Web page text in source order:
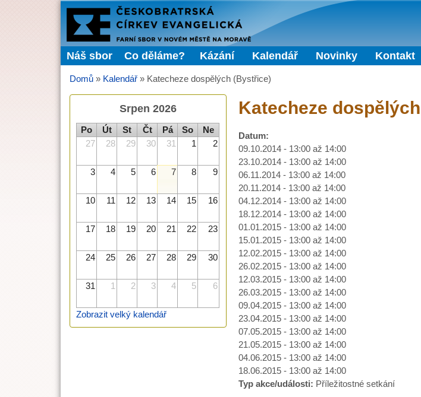
FARNÍ
SBOR
ČCE
Hlavní menu
Náš sbor Co děláme? Kázání Kalendář Novinky Kontakt
Jste zde
Domů » Kalendář » Katecheze dospělých (Bystřice)
Katecheze
Datum:
09.10.2014 - 13:00až 14:00
23.10.2014 - 13:00až 14:00
06.11.2014 - 13:00až 14:00
20.11.2014 - 13:00až 14:00
04.12.2014 - 13:00až 14:00
18.12.2014 - 13:00až 14:00
01.01.2015 - 13:00až 14:00
15.01.2015 - 13:00až 14:00
12.02.2015 - 13:00až 14:00
26.02.2015 - 13:00až 14:00
12.03.2015 - 13:00až 14:00
26.03.2015 - 13:00až 14:00
09.04.2015 - 13:00až 14:00
23.04.2015 - 13:00až 14:00
07.05.2015 - 13:00až 14:00
21.05.2015 - 13:00až 14:00
04.06.2015 - 13:00až 14:00
18.06.2015 - 13:00až 14:00
Typ akce/události: Příležitostné setkání
Srpen 2026
Po Út St Čt Pá So
Ne
27
28 29 30 31 1 2
3 4 5 6 7 8 9
10 11 12 13 14 15 16
17 18 19 20 21 22 23
24 25 26 27 28 29 30
31 1 2 3 4 5 6
Zobrazit velký kalendář